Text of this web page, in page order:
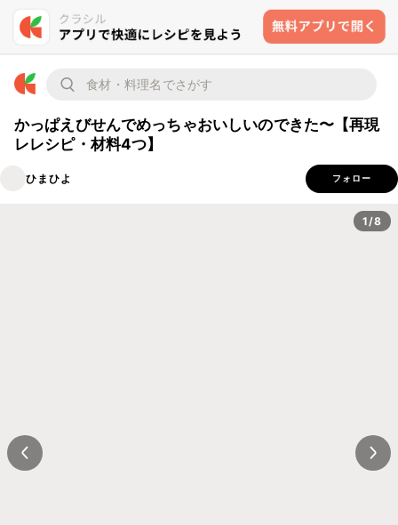
かっぱえびせんでめっちゃおいしいのできた〜【再現
レレシピ・材料4つ】
ひまひよ フォロー
1/8